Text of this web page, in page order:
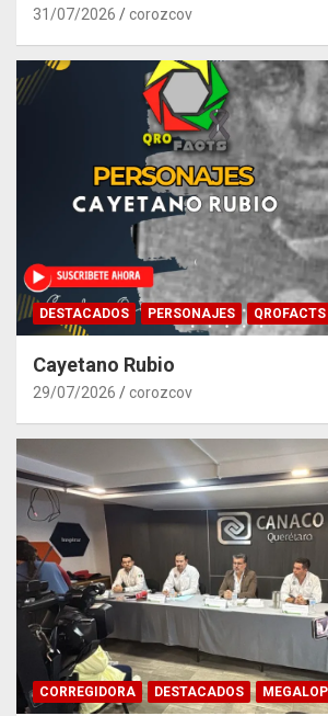
31/07/2026 corozcov
DESTACADOS PERSONAJES QROFACTS
Cayetano Rubio
29/07/2026 corozcov
CORREGIDORA DESTACADOS